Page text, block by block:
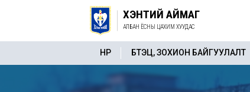
ХЭНТИЙ АЙМАГ
АЛБАН ЁСНЫ ЦАХИМ ХУУДАС
НҮҮР БҮТЭЦ, ЗОХИОН БАЙГУУЛАЛТ